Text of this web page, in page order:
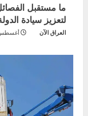
ما مستقبل
لتعزيز سيادة
العراق الآن أغسطس 7,